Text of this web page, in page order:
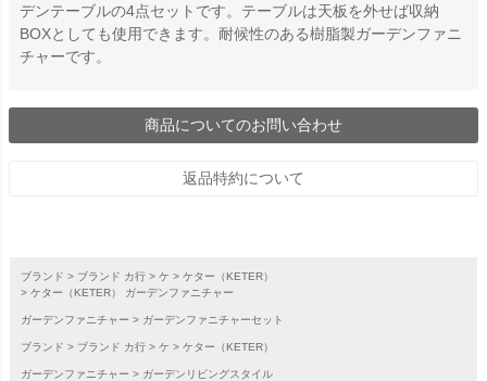
デンテーブルの4点セットです。テーブルは天板を外せば収納
BOXとしても使用できます。耐候性のある樹脂製ガーデンファニ
チャーです。
商品についてのお問い合わせ
返品特約について
ブランド ブランド カ行 ケ
ケター（KETER）
ケター（KETER） ガーデンファニチャー
ガーデンファニチャー ガーデンファニチャーセット
ブランド ブランド カ行 ケ ケター（KETER）
ガーデンファニチャー ガーデンリビングスタイル